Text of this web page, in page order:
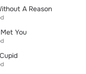
A Reason
You